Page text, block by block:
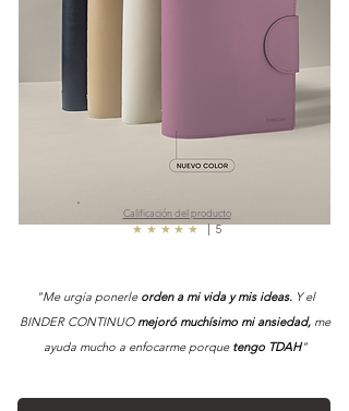
Calificación del producto
★★★★★ | 5
"Me urgía ponerle orden a mi vida y mis ideas.Y el
BINDER CONTINUO mejoró muchísimo mi ansiedad, me
ayuda mucho a enfocarme porque tengo TDAH"